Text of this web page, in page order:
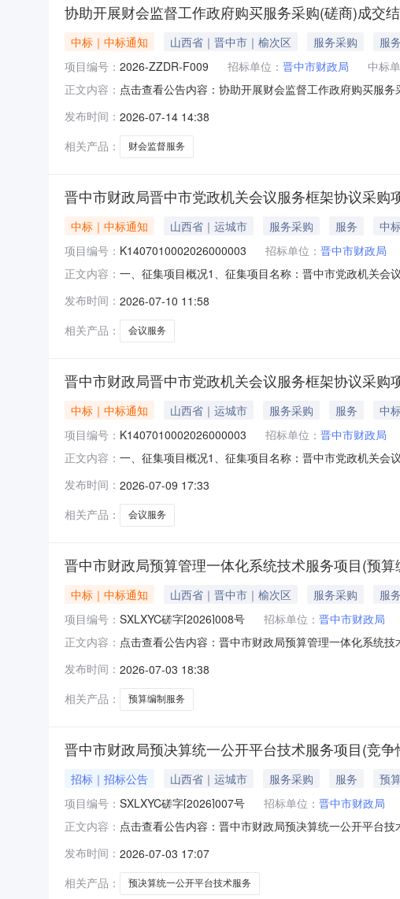
协助开展财会监督工作政府购买服务采购(磋商)成交
中标｜中标通知 山西省｜晋中市｜榆次区 服务采购 服务
项目编号： 2026-ZZDR-F009 招标单位： 晋中市财政局 中标
正文内容： 点击查看公告内容：协助开展财会监督工作政府购买服
发布时间： 2026-07-14 14:38
相关产品：
财会监督服务
晋中市财政局晋中市党政机关会议服务框架协议采购
中标｜中标通知 山西省｜运城市 服务采购 服务
中
项目编号： K1407010002026000003 招标单位： 晋中市财政局
正文内容： 一、征集项目概况1、征集项目名称：晋中市党政机关
jzsczjhy3、联系方式：139035408994、联系地址：山
应商
发布时间： 2026-07-10 11:58
相关产品：
会议服务
晋中市财政局晋中市党政机关会议服务框架协议采购
中标｜中标通知 山西省｜运城市 服务采购 服务
中
项目编号： K1407010002026000003 招标单位： 晋中市财政局
正文内容： 一、征集项目概况1、征集项目名称：晋中市党政机关
jzsczjhy3、联系方式：139035408994、联系地址：山
应商
发布时间： 2026-07-09 17:33
相关产品：
会议服务
晋中市财政局预算管理一体化系统技术服务项目(预
中标｜中标通知 山西省｜晋中市｜榆次区 服务采购 服务
项目编号： SXLXYC磋字[2026]008号 招标单位： 晋中市财政局
正文内容： 点击查看公告内容：晋中市财政局预算管理一体化系统
发布时间： 2026-07-03 18:38
相关产品：
预算编制服务
晋中市财政局预决算统一公开平台技术服务项目(竞
招标｜招标公告 山西省｜运城市 服务采购 服务
预
项目编号： SXLXYC磋字[2026]007号 招标单位： 晋中市财政局
正文内容： 点击查看公告内容：晋中市财政局预决算统一公开平台
发布时间： 2026-07-03 17:07
相关产品：
预决算统一公开平台技术服务